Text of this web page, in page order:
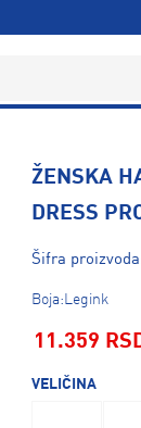
ŽENSKA
DRESS
Šifra
Boja:Legink
11.359
VELIČINA